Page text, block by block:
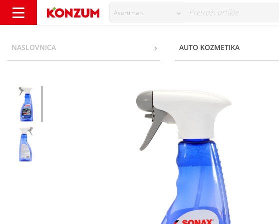
Asortiman
NASLOVNICA AUTO KOZMETIKA